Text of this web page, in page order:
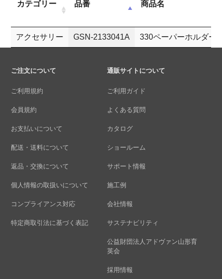
カテゴリー 品番 商品名
アクセサリー GSN-2133041A 330ペーパーホルダー
ご注文について
ご利用規約
会員規約
お支払いについて
配送・送料について
返品・交換について
個人情報の取扱いについて
コンプライアンス対応
特定商取引法に基づく表記
通販サイトについて
ご利用ガイド
よくある質問
カタログ
ショールーム
サポート情報
施工例
会社情報
サステナビリティ
公益財団法人アドヴァン山形育
英会
採用情報